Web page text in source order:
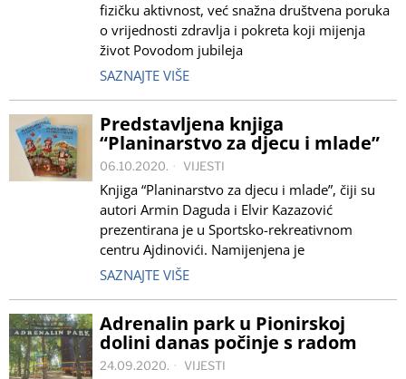
fizičku aktivnost, već snažna društvena poruka
o vrijednosti zdravlja i pokreta koji mijenja
život Povodom jubileja
SAZNAJTE VIŠE
Predstavljena knjiga
“Planinarstvo za djecu i mlade”
06.10.2020. VIJESTI
Knjiga “Planinarstvo za djecu i mlade”, čiji su
autori Armin Daguda i Elvir Kazazović
prezentirana je u Sportsko-rekreativnom
centru Ajdinovići. Namijenjena je
SAZNAJTE VIŠE
Adrenalin park u Pionirskoj
dolini danas počinje s radom
24.09.2020. VIJESTI